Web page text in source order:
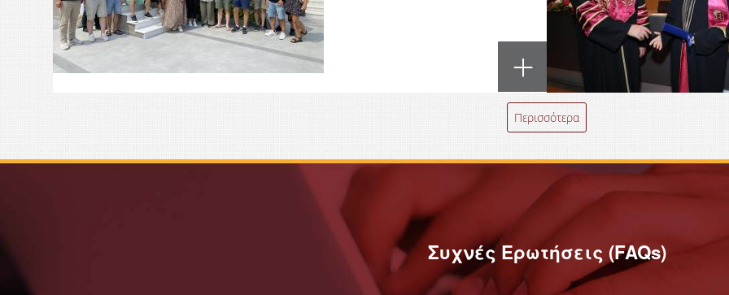
Περισσότερα
Συχνές Ερωτήσεις (FAQs)